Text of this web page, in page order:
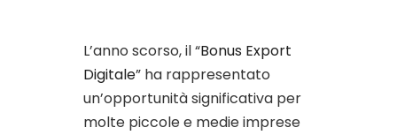
L’anno scorso, il “Bonus Export
Digitale” ha rappresentato
un’opportunità significativa per
molte piccole e medie imprese